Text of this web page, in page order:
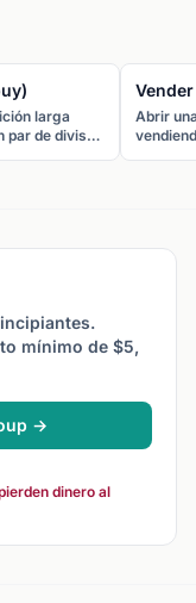
larga
par de divisas
Abrir
mínimo de $5,
→
dinero al